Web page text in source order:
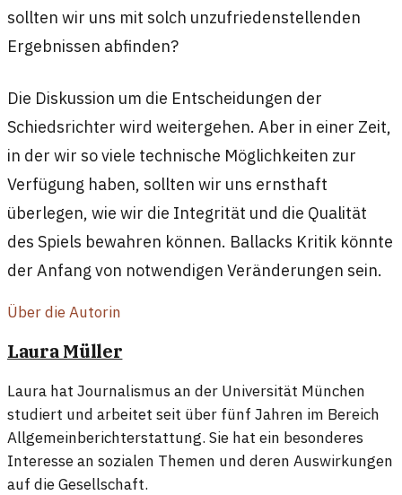
sollten wir uns mit solch unzufriedenstellenden
Ergebnissen abfinden?
Die Diskussion um die Entscheidungen der
Schiedsrichter wird weitergehen. Aber in einer Zeit,
in der wir so viele technische Möglichkeiten zur
Verfügung haben, sollten wir uns ernsthaft
überlegen, wie wir die Integrität und die Qualität
des Spiels bewahren können. Ballacks Kritik könnte
der Anfang von notwendigen Veränderungen sein.
Über die Autorin
Laura Müller
Laura hat Journalismus an der Universität München
studiert und arbeitet seit über fünf Jahren im Bereich
Allgemeinberichterstattung. Sie hat ein besonderes
Interesse an sozialen Themen und deren Auswirkungen
auf die Gesellschaft.